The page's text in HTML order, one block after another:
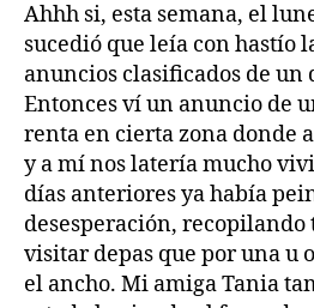
Ahhh si, esta semana, el
sucedió que leía con hastío
anuncios clasificados de un
Entonces ví un anuncio de
renta en cierta zona donde
y a mí nos latería mucho
días anteriores ya había
desesperación, recopilando
visitar depas que por una u
el ancho. Mi amiga Tania